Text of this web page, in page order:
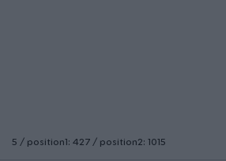
5 / position1: 427 / position2: 1015